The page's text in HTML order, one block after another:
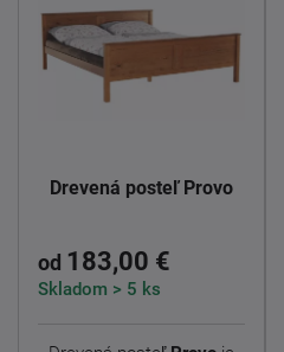
Drevená posteľ Provo
od 183,00 €
Skladom > 5 ks